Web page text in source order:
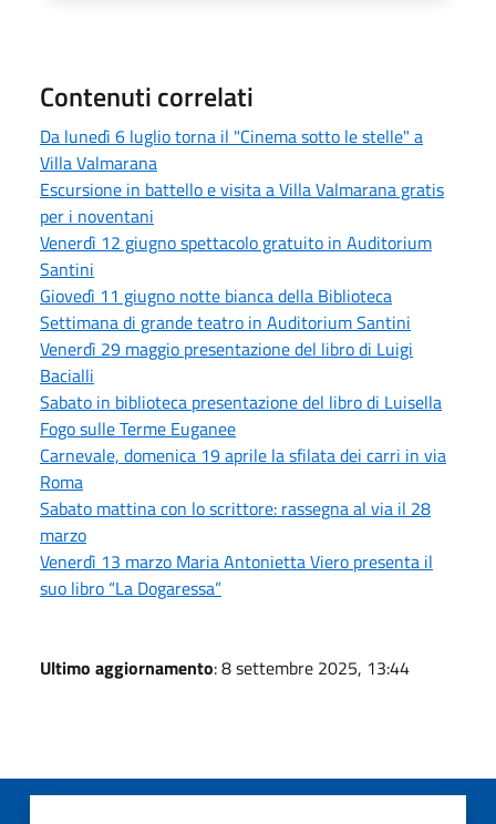
Contenuti correlati
Da lunedì 6 luglio torna il "Cinema sotto le stelle" a
Villa Valmarana
Escursione in battello e visita a Villa Valmarana gratis
per i noventani
Venerdì 12 giugno spettacolo gratuito in Auditorium
Santini
Giovedì 11 giugno notte bianca della Biblioteca
Settimana di grande teatro in Auditorium Santini
Venerdì 29 maggio presentazione del libro di Luigi
Bacialli
Sabato in biblioteca presentazione del libro di Luisella
Fogo sulle Terme Euganee
Carnevale, domenica 19 aprile la sfilata dei carri in via
Roma
Sabato mattina con lo scrittore: rassegna al via il 28
marzo
Venerdì 13 marzo Maria Antonietta Viero presenta il
suo libro “La Dogaressa”
Ultimo aggiornamento: 8 settembre 2025, 13:44